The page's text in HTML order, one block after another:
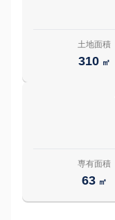
土地面積
310 ㎡
専有面積
63 ㎡